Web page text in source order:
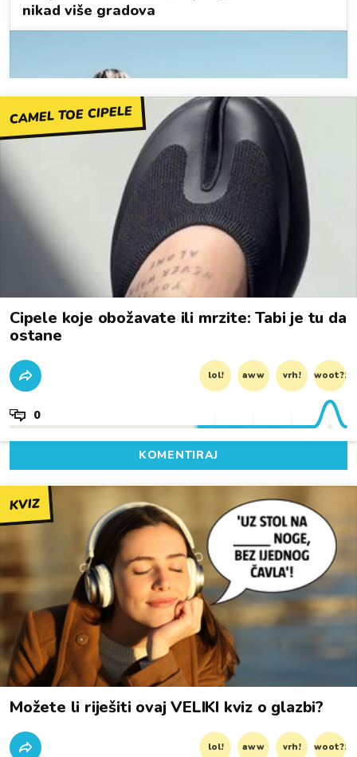
CAMEL TOE CIPELE
Cipele koje obožavate ili mrzite: Tabi je tu da
ostane
lol! aww vrh! woot?!
0
KOMENTIRAJ
KVIZ
Možete li riješiti ovaj VELIKI kviz o glazbi?
lol! aww vrh! woot?!